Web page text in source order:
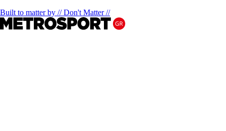
Built to matter by // Don't Matter //